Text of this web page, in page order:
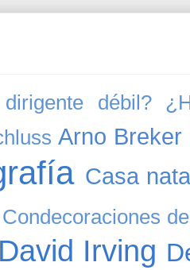
débil?
Arno Breker
Casa
Condecoraciones
David Irving